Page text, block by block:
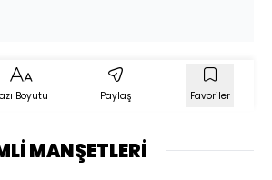
Boyutu Paylaş Favoriler
MANŞETLERİ